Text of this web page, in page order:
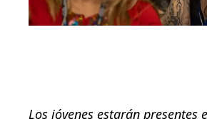
Los jóvenes estarán presentes